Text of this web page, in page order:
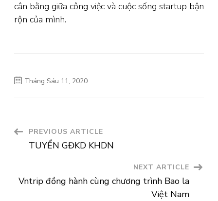
cân bằng giữa công việc và cuộc sống startup bận
rộn của mình.
Tháng Sáu 11, 2020
Post
Navigation
PREVIOUS ARTICLE
TUYỂN GĐKD KHDN
NEXT ARTICLE
Vntrip đồng hành cùng chương trình Bao la
Việt Nam